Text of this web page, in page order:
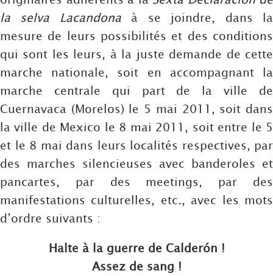
la selva Lacandonaà se joindre, dans la
mesure de leurs possibilités et des conditions
qui sont les leurs, à la juste demande de cette
marche nationale, soit en accompagnant la
marche centrale qui part de la ville de
Cuernavaca (Morelos) le 5 mai 2011, soit dans
la ville de Mexico le 8 mai 2011, soit entre le 5
et le 8 mai dans leurs localités respectives, par
des marches silencieuses avec banderoles et
pancartes, par des meetings, par des
manifestations culturelles, etc., avec les mots
d’ordre suivants :
Halte à la guerre de Calderón !
Assez de sang !